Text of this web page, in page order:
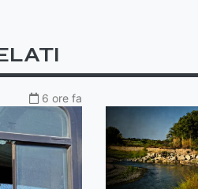
6 ore fa